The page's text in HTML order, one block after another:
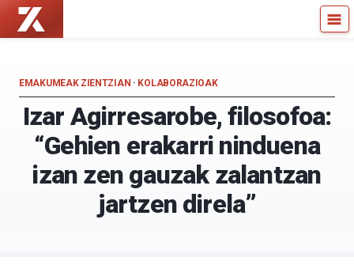
Zientzia
Kultura
Katedra
Kultura
Izar Agirresarobe, filosofoa:
“Gehien erakarri ninduena
izan zen gauzak zalantzan
jartzen direla”
EMAKUMEAK ZIENTZIAN · KOLABORAZIOAK